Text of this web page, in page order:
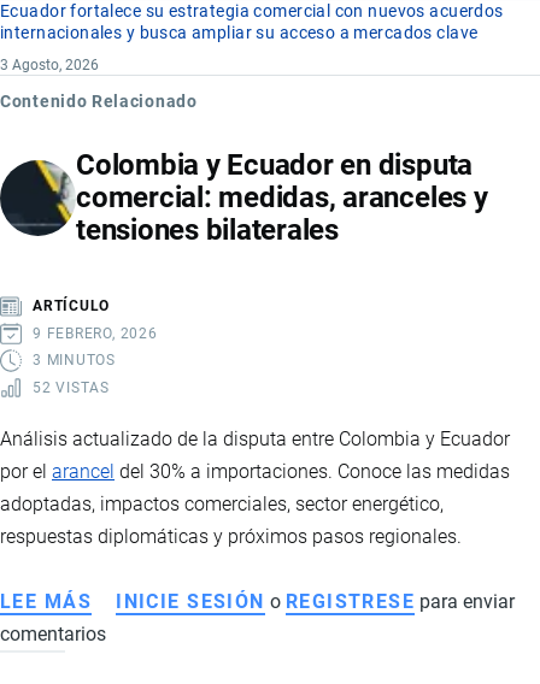
Ecuador fortalece su estrategia comercial con nuevos acuerdos
internacionales y busca ampliar su acceso a mercados clave
3 Agosto, 2026
Contenido Relacionado
Colombia y Ecuador en disputa
comercial: medidas, aranceles y
tensiones bilaterales
ARTÍCULO
9 FEBRERO, 2026
3 MINUTOS
52 VISTAS
Análisis actualizado de la disputa entre Colombia y Ecuador
por el arancel del 30% a importaciones. Conoce las medidas
adoptadas, impactos comerciales, sector energético,
respuestas diplomáticas y próximos pasos regionales.
LEE MÁS SOBRE
COLOMBIA
INICIE SESIÓN o REGISTRESE para enviar
comentarios